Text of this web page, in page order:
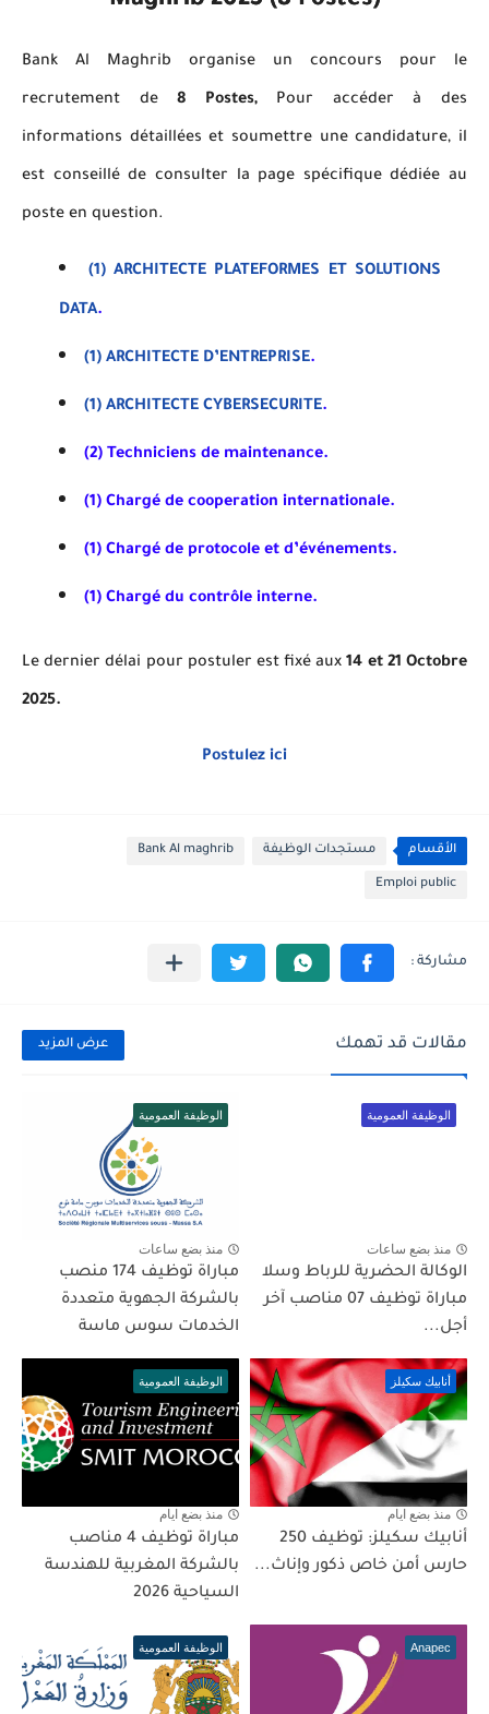
Bank Al Maghrib organise un concours pour le
recrutement de8 Postes,Pour accéder à des
informations détaillées et soumettre une candidature, il
est conseillé de consulter la page spécifique dédiée au
poste en question.
(1) ARCHITECTE PLATEFORMES ET SOLUTIONS
DATA.
(1) ARCHITECTE D’ENTREPRISE.
(1) ARCHITECTE CYBERSECURITE.
(2) Techniciens de maintenance.
(1) Chargé de cooperation internationale.
(1) Chargé de protocole et d’événements.
(1) Chargé du contrôle interne.
Le dernier délai pour postuler est fixé aux14 et 21 Octobre
2025.
Postulez ici
الأقسام مستجدات الوظيفة Bank Al maghrib
Emploi public
مقالات قد تهمك عرض المزيد
الوظيفة العمومية
منذ بضع ساعات
الوكالة الحضرية للرباط وسلا
مباراة توظيف 07 مناصب آخر
أجل...
الوظيفة العمومية
منذ بضع ساعات
مباراة توظيف 174 منصب
بالشركة الجهوية متعددة
الخدمات سوس ماسة
أنابيك سكيلز
منذ بضع ايام
أنابيك سكيلز: توظيف 250
حارس أمن خاص ذكور وإناث...
الوظيفة العمومية
منذ بضع ايام
مباراة توظيف 4 مناصب
بالشركة المغربية للهندسة
السياحية 2026
Anapec الوظيفة العمومية